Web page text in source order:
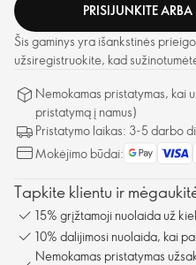
PRISIJUNKITE
Šis gaminys yra išankstinės
užsiregistruokite, kad
Nemokamas pristatymas, kai
pristatymą į namus)
Pristatymo laikas: 3-5 darbo
Mokėjimo būdai:
Tapkite klientu ir
15% grįžtamoji nuolaida už
10% dalijimosi nuolaida, kai
Nemokamas pristatymas